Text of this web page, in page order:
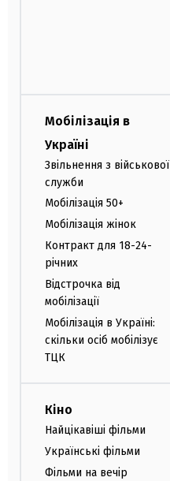
Мобілізація в
Україні
Звільнення з військової
служби
Мобілізація 50+
Мобілізація жінок
Контракт для 18-24-
річних
Відстрочка від
мобілізації
Мобілізація в Україні:
скільки осіб мобілізує
ТЦК
Кіно
Найцікавіші фільми
Українські фільми
Фільми на вечір